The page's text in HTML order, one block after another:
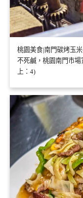
桃園美食|南門碳烤玉
不死鹹，桃園南門市
上：4)